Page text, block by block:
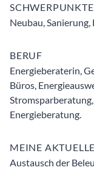
SCHWERPUNKTE
Neubau,
BERUF
Energieberaterin,
Büros,
Energieberatung.
MEINE
Austausch der